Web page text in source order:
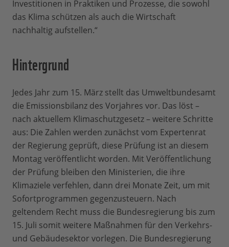
Investitionen in Praktiken und Prozesse, die sowohl
das Klima schützen als auch die Wirtschaft
nachhaltig aufstellen.“
Hintergrund
Jedes Jahr zum 15. März stellt das Umweltbundesamt
die Emissionsbilanz des Vorjahres vor. Das löst –
nach aktuellem Klimaschutzgesetz – weitere Schritte
aus: Die Zahlen werden zunächst vom Expertenrat
der Regierung geprüft, diese Prüfung ist an diesem
Montag veröffentlicht worden. Mit Veröffentlichung
der Prüfung bleiben den Ministerien, die ihre
Klimaziele verfehlen, dann drei Monate Zeit, um mit
Sofortprogrammen gegenzusteuern. Nach
geltendem Recht muss die Bundesregierung bis zum
15. Juli somit weitere Maßnahmen für den Verkehrs-
und Gebäudesektor vorlegen. Die Bundesregierung